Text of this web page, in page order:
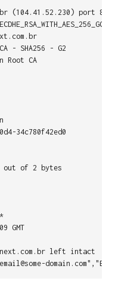
(104.41.52.230) port
- SHA256 - G2
CA
34c780f42ed0
out of 2 bytes
GMT
left intact